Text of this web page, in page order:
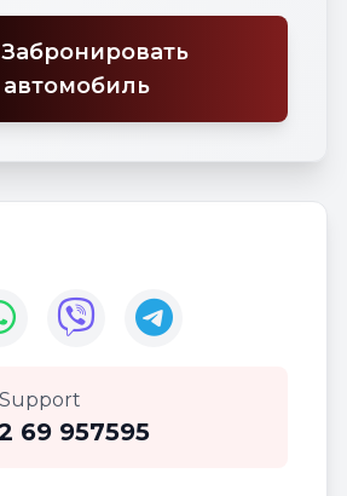
Забронировать
автомобиль
69 957595